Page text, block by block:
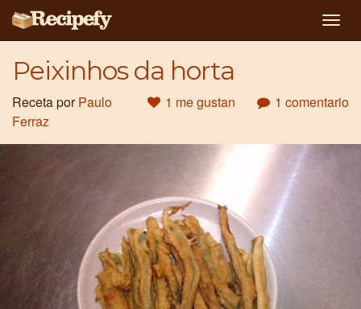
Peixinhos da horta
1 me gustan 1 comentario
Receta porPaulo
Ferraz